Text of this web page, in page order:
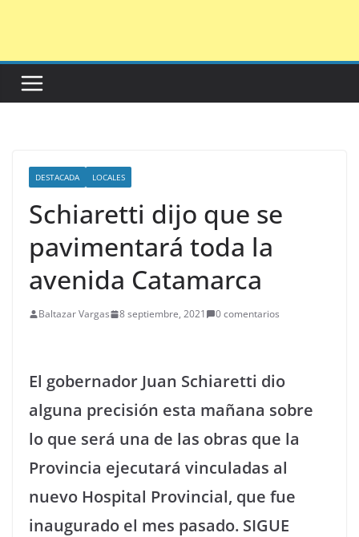
DESTACADA LOCALES
Schiaretti dijo que se
pavimentará toda la
avenida Catamarca
Baltazar Vargas 8 septiembre, 2021 0 comentarios
El gobernador Juan Schiaretti dio
alguna precisión esta mañana sobre
lo que será una de las obras que la
Provincia ejecutará vinculadas al
nuevo Hospital Provincial, que fue
inaugurado el mes pasado. SIGUE